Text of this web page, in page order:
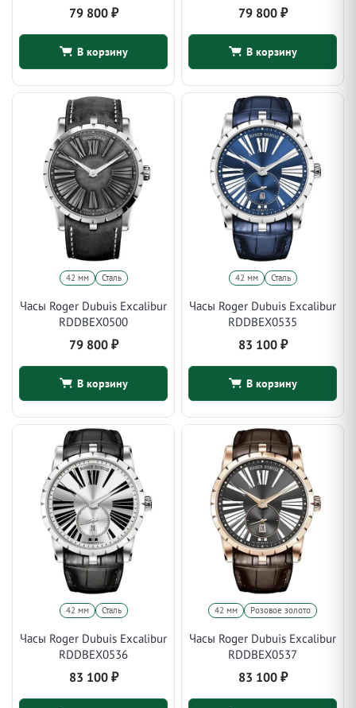
79 800 ₽
В корзину
79 800 ₽
В корзину
42 мм Сталь
Часы Roger Dubuis Excalibur
RDDBEX0500
79 800 ₽
В корзину
42 мм Сталь
Часы Roger Dubuis Excalibur
RDDBEX0535
83 100 ₽
В корзину
42 мм Сталь
Часы Roger Dubuis Excalibur
RDDBEX0536
83 100 ₽
42 мм Розовое золото
Часы Roger Dubuis Excalibur
RDDBEX0537
83 100 ₽